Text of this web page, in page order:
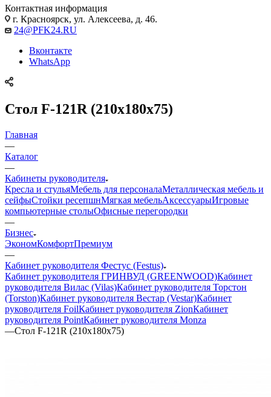
Контактная информация
г. Красноярск, ул. Алексеева, д. 46.
24@PFK24.RU
Вконтакте
WhatsApp
Стол F-121R (210х180х75)
Главная
—
Каталог
—
Кабинеты руководителя
Кресла и стульяМебель для персоналаМеталлическая мебель и
сейфыСтойки ресепшнМягкая мебельАксессуарыИгровые
компьютерные столыОфисные перегородки
—
Бизнес
ЭкономКомфортПремиум
—
Кабинет руководителя Фестус (Festus)
Кабинет руководителя ГРИНВУД (GREENWOOD)Кабинет
руководителя Вилас (Vilas)Кабинет руководителя Торстон
(Torston)Кабинет руководителя Вестар (Vestar)Кабинет
руководителя FoilКабинет руководителя ZionКабинет
руководителя PointКабинет руководителя Monza
—Стол F-121R (210х180х75)